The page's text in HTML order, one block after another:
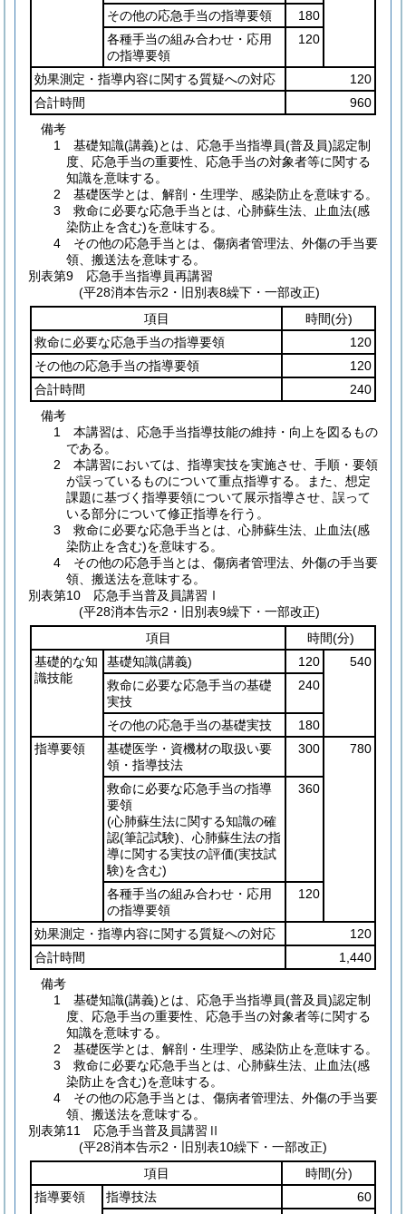
その他の応急手当の指導要領
180
各種手当の組み合わせ・応用
の指導要領
120
効果測定・指導内容に関する質疑への対応
120
合計時間
960
備考
1 基礎知識(講義)とは、応急手当指導員(普及員)認定制
度、応急手当の重要性、応急手当の対象者等に関する
知識を意味する。
2 基礎医学とは、解剖・生理学、感染防止を意味する。
3 救命に必要な応急手当とは、心肺蘇生法、止血法(感
染防止を含む)を意味する。
4 その他の応急手当とは、傷病者管理法、外傷の手当要
領、搬送法を意味する。
別表第9 応急手当指導員再講習
(平28消本告示2・旧別表8繰下・一部改正)
項目
時間(分)
救命に必要な応急手当の指導要領
120
その他の応急手当の指導要領
120
合計時間
240
備考
1 本講習は、応急手当指導技能の維持・向上を図るもの
である。
2 本講習においては、指導実技を実施させ、手順・要領
が誤っているものについて重点指導する。また、想定
課題に基づく指導要領について展示指導させ、誤って
いる部分について修正指導を行う。
3 救命に必要な応急手当とは、心肺蘇生法、止血法(感
染防止を含む)を意味する。
4 その他の応急手当とは、傷病者管理法、外傷の手当要
領、搬送法を意味する。
別表第10 応急手当普及員講習Ⅰ
(平28消本告示2・旧別表9繰下・一部改正)
項目
時間(分)
基礎的な知
識技能
基礎知識(講義) 120
540
救命に必要な応急手当の基礎
実技
240
その他の応急手当の基礎実技
180
指導要領
基礎医学・資機材の取扱い要
領・指導技法
300 780
救命に必要な応急手当の指導
要領
(心肺蘇生法に関する知識の確
認(筆記試験) 、心肺蘇生法の指
導に関する実技の評価(実技試
験)を含む)
360
各種手当の組み合わせ・応用
の指導要領
120
効果測定・指導内容に関する質疑への対応
120
合計時間
1,440
備考
1 基礎知識(講義)とは、応急手当指導員(普及員)認定制
度、応急手当の重要性、応急手当の対象者等に関する
知識を意味する。
2 基礎医学とは、解剖・生理学、感染防止を意味する。
3 救命に必要な応急手当とは、心肺蘇生法、止血法(感
染防止を含む)を意味する。
4 その他の応急手当とは、傷病者管理法、外傷の手当要
領、搬送法を意味する。
別表第11
応急手当普及員講習Ⅱ
(平28消本告示2・旧別表10繰下・一部改正)
項目
時間(分)
指導要領
指導技法
60